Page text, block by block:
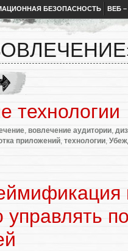
БЕЗОПАСНОСТЬ ВЕБ
технологии
вовлечение аудитории
приложений технологии